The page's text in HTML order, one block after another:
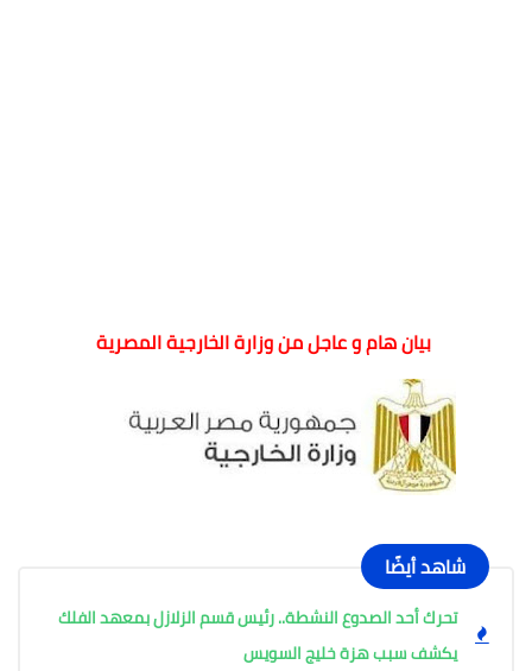
بيان هام و عاجل من وزارة الخارجية المصرية
شاهد أيضًا
تحرك أحد الصدوع النشطة.. رئيس قسم الزلازل بمعهد الفلك
يكشف سبب هزة خليج السويس